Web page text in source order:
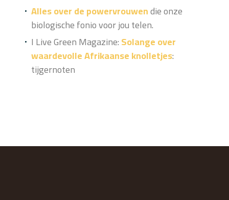
Alles over de powervrouwendie onze
biologische fonio voor jou telen.
I Live Green Magazine:Solange over
waardevolle Afrikaanse knolletjes:
tijgernoten